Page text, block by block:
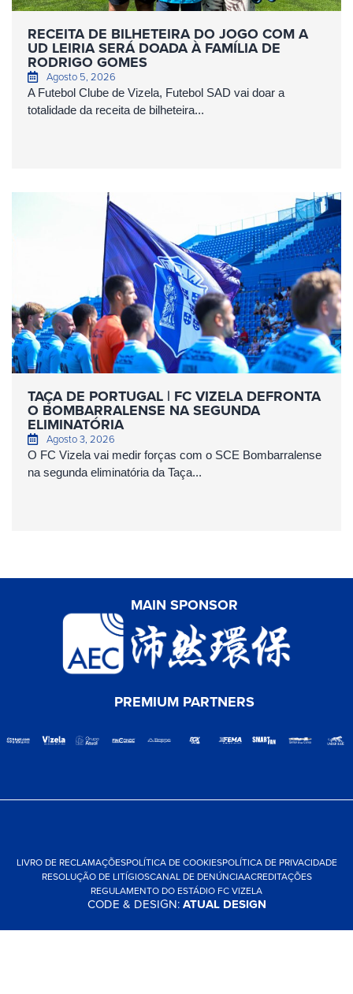
RECEITA DE BILHETEIRA DO JOGO COM A
UD LEIRIA SERÁ DOADA À FAMÍLIA DE
RODRIGO GOMES
Agosto 5, 2026
A Futebol Clube de Vizela, Futebol SAD vai doar a
totalidade da receita de bilheteira...
TAÇA DE PORTUGAL | FC VIZELA DEFRONTA
O BOMBARRALENSE NA SEGUNDA
ELIMINATÓRIA
Agosto 3, 2026
O FC Vizela vai medir forças com o SCE Bombarralense
na segunda eliminatória da Taça...
MAIN SPONSOR
PREMIUM PARTNERS
LIVRO DE RECLAMAÇÕESPOLÍTICA DE COOKIESPOLÍTICA DE PRIVACIDADE
RESOLUÇÃO DE LITÍGIOSCANAL DE DENÚNCIAACREDITAÇÕES
REGULAMENTO DO ESTÁDIO FC VIZELA
CODE & DESIGN:ATUAL DESIGN